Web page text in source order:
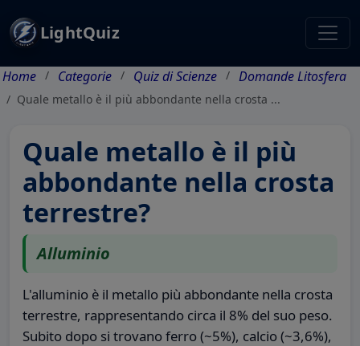
LightQuiz
Home Categorie Quiz di Scienze Domande Litosfera
Quale metallo è il più abbondante nella crosta ...
Quale metallo è il più
abbondante nella crosta
terrestre?
Alluminio
L'alluminio è il metallo più abbondante nella crosta
terrestre, rappresentando circa il 8% del suo peso.
Subito dopo si trovano ferro (~5%), calcio (~3,6%),